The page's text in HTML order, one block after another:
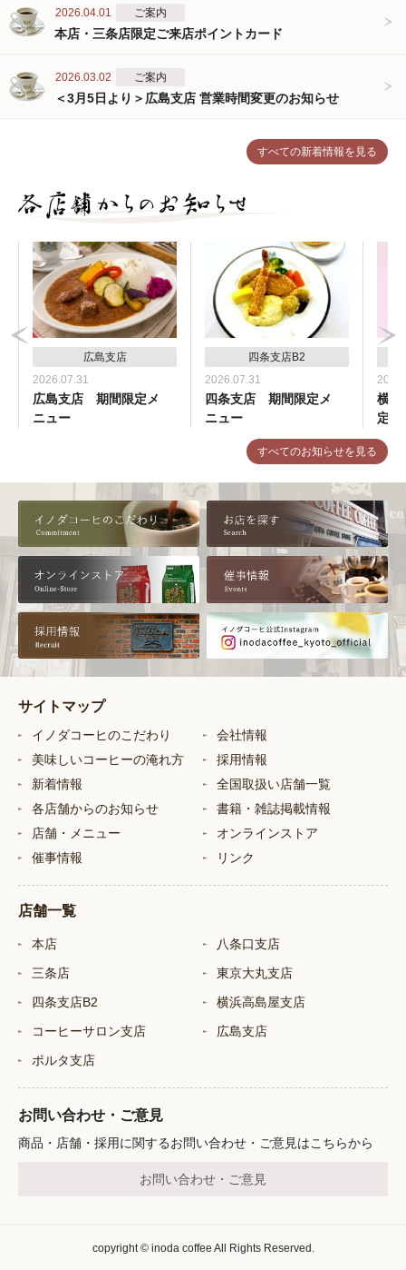
すべての新着情報を見る
2026.04.01 ご案内
本店・三条店限定ご来店ポイントカード
2026.03.02 ご案内
＜3月5日より＞広島支店 営業時間変更のお知らせ
すべてのお知らせを見る
広島支店
2026.07.31
広島支店 期間限定メ
ニュー
四条支店B2
2026.07.31
四条支店 期間限定メ
ニュー
横
定メ
サイトマップ
イノダコーヒのこだわり
美味しいコーヒーの淹れ方
新着情報
各店舗からのお知らせ
店舗・メニュー
催事情報
会社情報
採用情報
全国取扱い店舗一覧
書籍・雑誌掲載情報
オンラインストア
リンク
店舗一覧
本店
三条店
四条支店B2
コーヒーサロン支店
ポルタ支店
八条口支店
東京大丸支店
横浜高島屋支店
広島支店
お問い合わせ・ご意見
商品・店舗・採用に関するお問い合わせ・ご意見はこちらから
お問い合わせ・ご意見
copyright © inoda coffee All Rights Reserved.